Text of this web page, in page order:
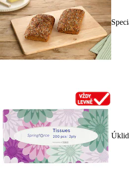
Úklid